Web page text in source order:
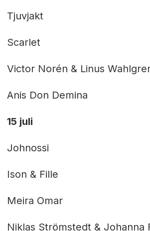
Tjuvjakt
Scarlet
Victor Norén & Linus
Anis Don Demina
15 juli
Johnossi
Ison & Fille
Meira Omar
Niklas Strömstedt & Johanna